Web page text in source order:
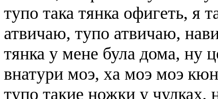
тупо така тянка офигеть, я
атвичаю, тупо атвичаю,
тянка у мене була дома, ну
внатури моэ, ха моэ моэ
тупо такие ножки у